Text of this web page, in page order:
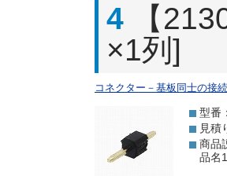
4
【
×1列]
コネクター－基板同士の接続
型番
見積
商品
品名